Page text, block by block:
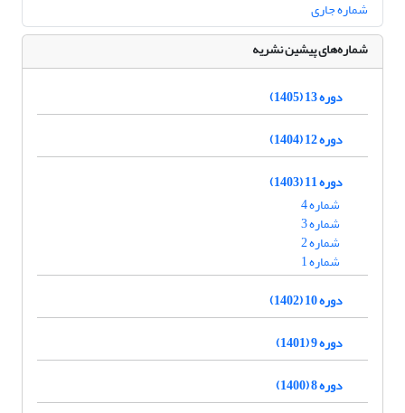
شماره جاری
شماره‌های پیشین نشریه
دوره 13 (1405)
دوره 12 (1404)
دوره 11 (1403)
شماره 4
شماره 3
شماره 2
شماره 1
دوره 10 (1402)
دوره 9 (1401)
دوره 8 (1400)